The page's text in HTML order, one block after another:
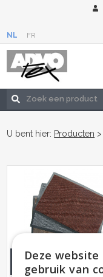
NL
FR
U bent hier: Producten >
INKOMMAT
Deze
gebruik van